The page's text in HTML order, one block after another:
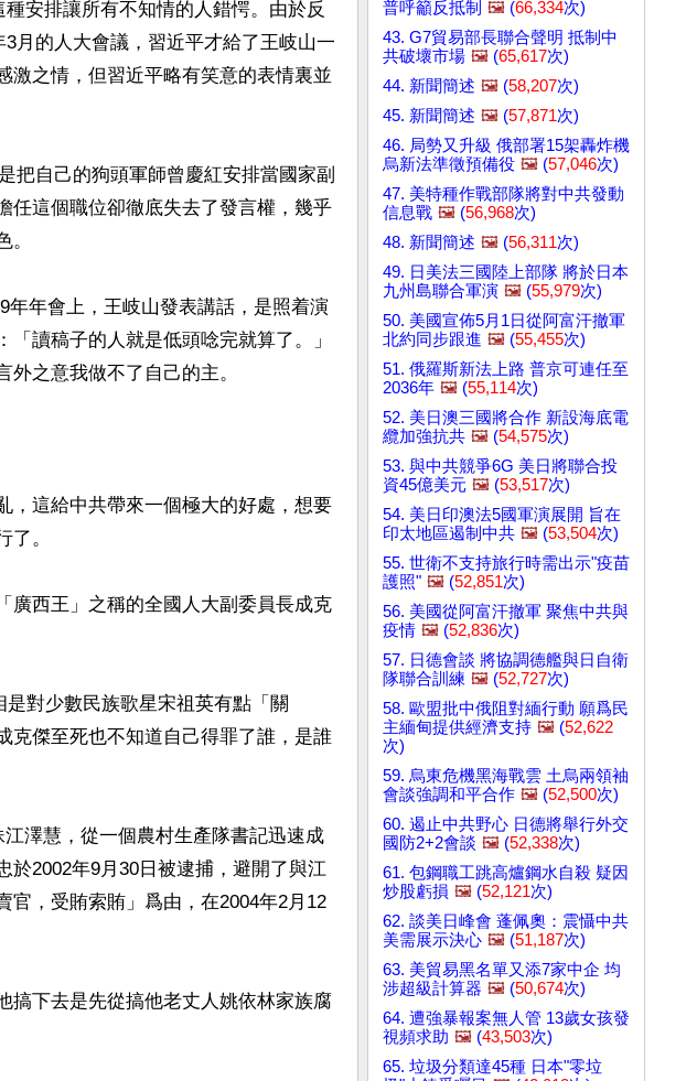
種安排讓所有不知情的人錯愕。由於反
月的人大會議，習近平才給了王岐山一
激之情，但習近平略有笑意的表情裏並
把自己的狗頭軍師曾慶紅安排當國家副
任這個職位卻徹底失去了發言權，幾乎
年年會上，王岐山發表講話，是照着演
讀稿子的人就是低頭唸完就算了。」
之意我做不了自己的主。
，這給中共帶來一個極大的好處，想要
。
廣西王」之稱的全國人大副委員長成克
對少數民族歌星宋祖英有點「關
克傑至死也不知道自己得罪了誰，是誰
澤慧，從一個農村生產隊書記迅速成
於2002年9月30日被逮捕，避開了與江
官，受賄索賄」爲由，在2004年2月12
搞下去是先從搞他老丈人姚依林家族腐
普呼籲反抵制 🖼️ (66,334次)
43. G7貿易部長聯合聲明 抵制中
共破壞市場 🖼️ (65,617次)
44. 新聞簡述 🖼️ (58,207次)
45. 新聞簡述 🖼️ (57,871次)
46. 局勢又升級 俄部署15架轟炸機
烏新法準徵預備役 🖼️ (57,046次)
47. 美特種作戰部隊將對中共發動
信息戰 🖼️ (56,968次)
48. 新聞簡述 🖼️ (56,311次)
49. 日美法三國陸上部隊 將於日本
九州島聯合軍演 🖼️ (55,979次)
50. 美國宣佈5月1日從阿富汗撤軍
北約同步跟進 🖼️ (55,455次)
51. 俄羅斯新法上路 普京可連任至
2036年 🖼️ (55,114次)
52. 美日澳三國將合作 新設海底電
纜加強抗共 🖼️ (54,575次)
53. 與中共競爭6G 美日將聯合投
資45億美元 🖼️ (53,517次)
54. 美日印澳法5國軍演展開 旨在
印太地區遏制中共 🖼️ (53,504次)
55. 世衛不支持旅行時需出示"疫苗
護照" 🖼️ (52,851次)
56. 美國從阿富汗撤軍 聚焦中共與
疫情 🖼️ (52,836次)
57. 日德會談 將協調德艦與日自衛
隊聯合訓練 🖼️ (52,727次)
58. 歐盟批中俄阻對緬行動 願爲民
主緬甸提供經濟支持 🖼️ (52,622
次)
59. 烏東危機黑海戰雲 土烏兩領袖
會談強調和平合作 🖼️ (52,500次)
60. 遏止中共野心 日德將舉行外交
國防2+2會談 🖼️ (52,338次)
61. 包鋼職工跳高爐鋼水自殺 疑因
炒股虧損 🖼️ (52,121次)
62. 談美日峰會 蓬佩奧：震懾中共
美需展示決心 🖼️ (51,187次)
63. 美貿易黑名單又添7家中企 均
涉超級計算器 🖼️ (50,674次)
64. 遭強暴報案無人管 13歲女孩發
視頻求助 🖼️ (43,503次)
65. 垃圾分類達45種 日本"零垃